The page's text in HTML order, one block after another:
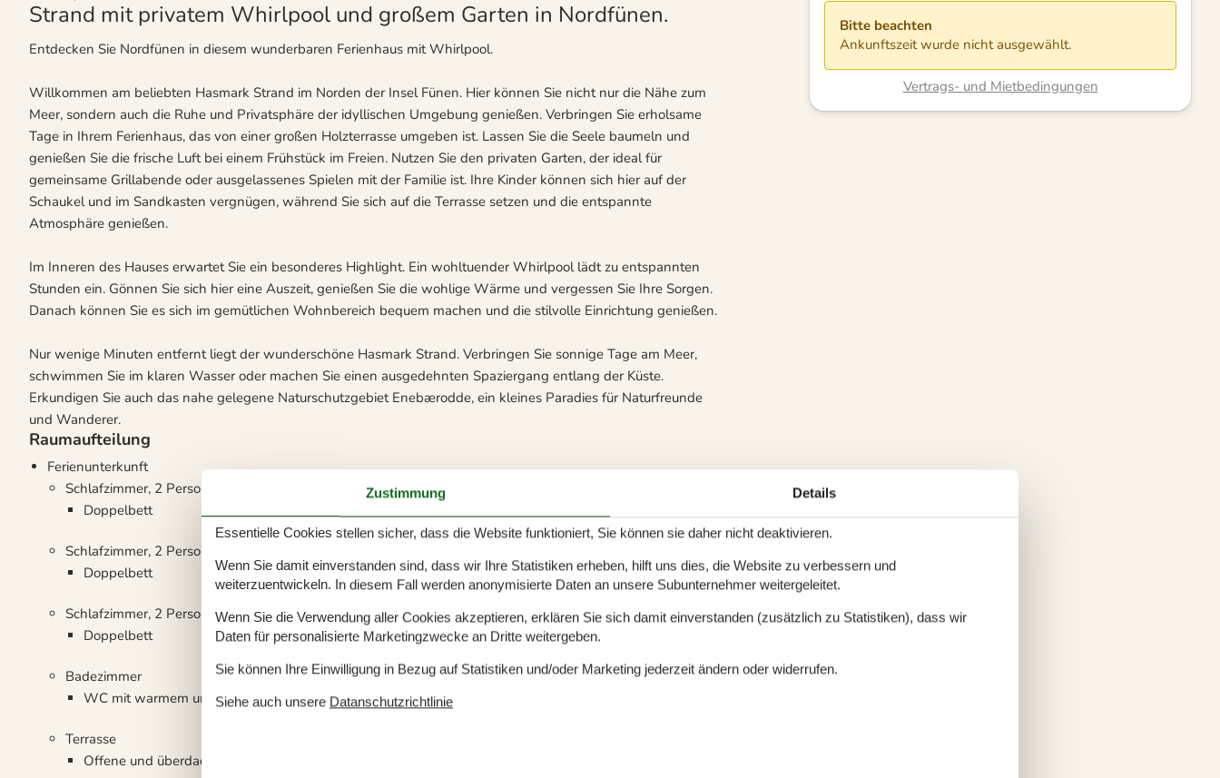
Strand mit privatem Whirlpool und großem Garten in Nordfünen.
Entdecken Sie Nordfünen in diesem wunderbaren Ferienhaus mit Whirlpool.
Willkommen am beliebten Hasmark Strand im Norden der Insel Fünen. Hier können Sie nicht nur die Nähe zum
Meer, sondern auch die Ruhe und Privatsphäre der idyllischen Umgebung genießen. Verbringen Sie erholsame
Tage in Ihrem Ferienhaus, das von einer großen Holzterrasse umgeben ist. Lassen Sie die Seele baumeln und
genießen Sie die frische Luft bei einem Frühstück im Freien. Nutzen Sie den privaten Garten, der ideal für
gemeinsame Grillabende oder ausgelassenes Spielen mit der Familie ist. Ihre Kinder können sich hier auf der
Schaukel und im Sandkasten vergnügen, während Sie sich auf die Terrasse setzen und die entspannte
Atmosphäre genießen.
Im Inneren des Hauses erwartet Sie ein besonderes Highlight. Ein wohltuender Whirlpool lädt zu entspannten
Stunden ein. Gönnen Sie sich hier eine Auszeit, genießen Sie die wohlige Wärme und vergessen Sie Ihre Sorgen.
Danach können Sie es sich im gemütlichen Wohnbereich bequem machen und die stilvolle Einrichtung genießen.
Nur wenige Minuten entfernt liegt der wunderschöne Hasmark Strand. Verbringen Sie sonnige Tage am Meer,
schwimmen Sie im klaren Wasser oder machen Sie einen ausgedehnten Spaziergang entlang der Küste.
Erkundigen Sie auch das nahe gelegene Naturschutzgebiet Enebærodde, ein kleines Paradies für Naturfreunde
und Wanderer.
Raumaufteilung
Ferienunterkunft
Schlafzimmer, 2 Personen
Doppelbett
Schlafzimmer, 2 Personen
Doppelbett
Schlafzimmer, 2 Personen
Doppelbett
Badezimmer
WC mit warmem und kaltem Wasser, Dusche
Terrasse
Offene und überdachte Terrasse
Bitte beachten
Ankunftszeit wurde nicht ausgewählt.
Vertrags- und Mietbedingungen
Zustimmung Details
Essentielle Cookies stellen sicher, dass die Website funktioniert, Sie können sie daher nicht deaktivieren.
Wenn Sie damit einverstanden sind, dass wir Ihre Statistiken erheben, hilft uns dies, die Website zu verbessern und
weiterzuentwickeln. In diesem Fall werden anonymisierte Daten an unsere Subunternehmer weitergeleitet.
Wenn Sie die Verwendung aller Cookies akzeptieren, erklären Sie sich damit einverstanden (zusätzlich zu Statistiken), dass wir
Daten für personalisierte Marketingzwecke an Dritte weitergeben.
Sie können Ihre Einwilligung in Bezug auf Statistiken und/oder Marketing jederzeit ändern oder widerrufen.
Siehe auch unsere Datanschutzrichtlinie